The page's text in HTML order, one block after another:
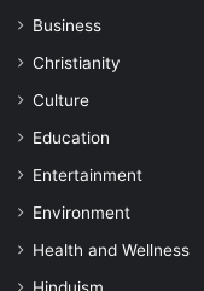
Business
Christianity
Culture
Education
Entertainment
Environment
Health and Wellness